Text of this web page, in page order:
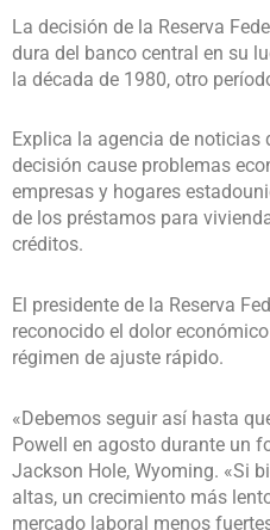
La decisión de la Reserva
dura del banco central en su
la década de 1980, otro
Explica la agencia de noticias
decisión cause problemas
empresas y hogares
de los préstamos para
créditos.
El presidente de la Reserva
reconocido el dolor
régimen de ajuste rápido.
«Debemos seguir así hasta
Powell en agosto durante un
Jackson Hole, Wyoming. «Si
altas, un crecimiento más
mercado laboral menos